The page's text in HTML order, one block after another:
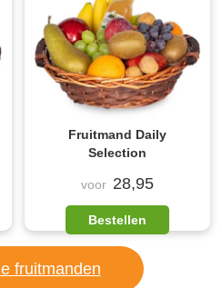
Fruitmand Daily
Selection
voor 28,95
Bestellen
fruitmanden